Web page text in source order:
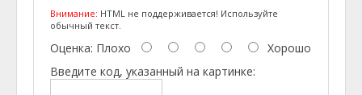
Внимание: HTML не поддерживается! Используйте
обычный текст.
Оценка: Плохо
Хорошо
Введите код, указанный на картинке: